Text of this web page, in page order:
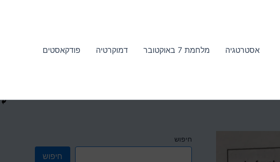
אסטרטגיה מלחמת 7 באוקטובר דמוקרטיה פודקאסטים
חיפוש
חיפוש